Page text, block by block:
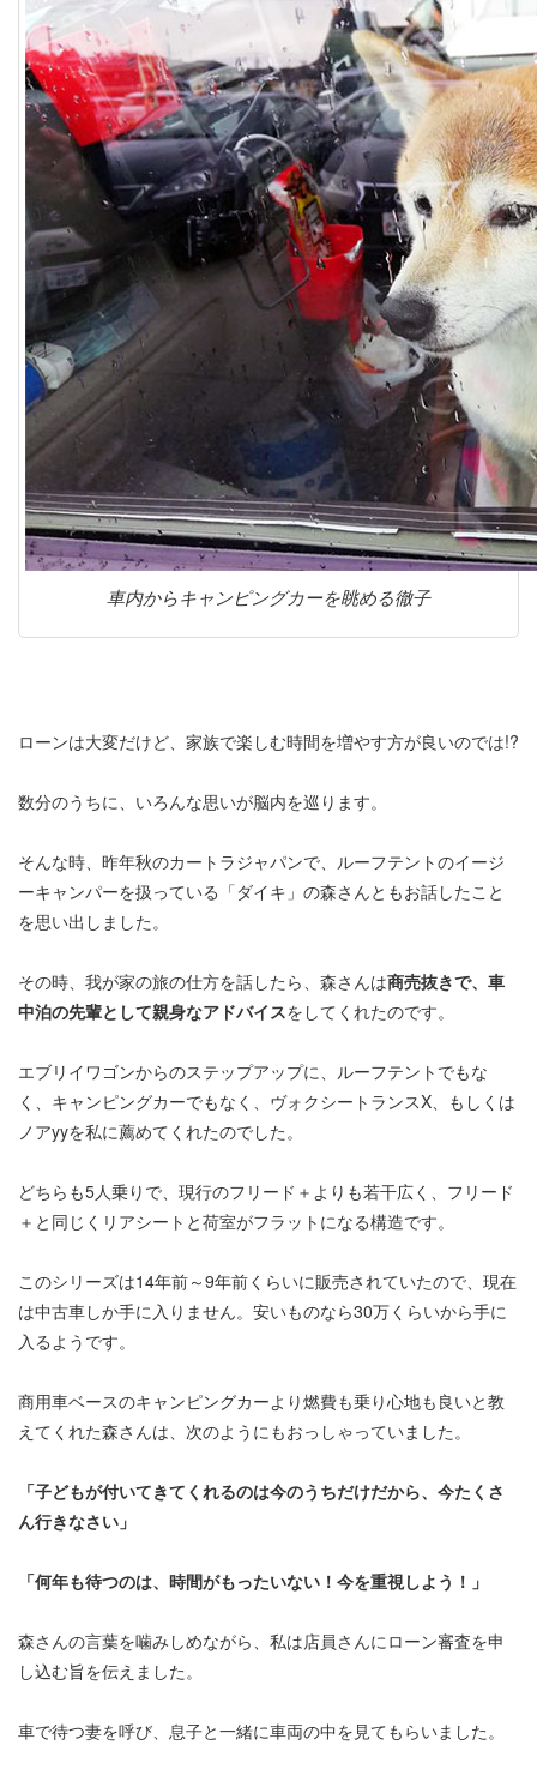
車内からキャンピングカーを眺める徹子
ローンは大変だけど、家族で楽しむ時間を増やす方が良いのでは!?
数分のうちに、いろんな思いが脳内を巡ります。
そんな時、昨年秋のカートラジャパンで、ルーフテントのイージ
ーキャンパーを扱っている「ダイキ」の森さんともお話したこと
を思い出しました。
その時、我が家の旅の仕方を話したら、森さんは商売抜きで、車
中泊の先輩として親身なアドバイスをしてくれたのです。
エブリイワゴンからのステップアップに、ルーフテントでもな
く、キャンピングカーでもなく、ヴォクシートランスX、もしくは
ノアyyを私に薦めてくれたのでした。
どちらも5人乗りで、現行のフリード＋よりも若干広く、フリード
＋と同じくリアシートと荷室がフラットになる構造です。
このシリーズは14年前～9年前くらいに販売されていたので、現在
は中古車しか手に入りません。安いものなら30万くらいから手に
入るようです。
商用車ベースのキャンピングカーより燃費も乗り心地も良いと教
えてくれた森さんは、次のようにもおっしゃっていました。
「子どもが付いてきてくれるのは今のうちだけだから、今たくさ
ん行きなさい」
「何年も待つのは、時間がもったいない！今を重視しよう！」
森さんの言葉を噛みしめながら、私は店員さんにローン審査を申
し込む旨を伝えました。
車で待つ妻を呼び、息子と一緒に車両の中を見てもらいました。